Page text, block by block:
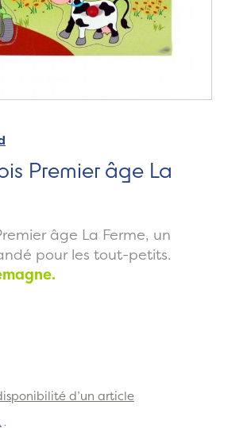
Premier âge La
âge La Ferme, un
pour les tout-petits.
d’un article